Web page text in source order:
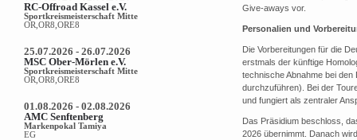
Give-aways vor.
Personalien und
Die Vorbereitungen für die
erstmals der künftige
technische Abnahme bei
durchzuführen). Bei der
und fungiert als zentraler
Das Präsidium beschloss,
2026 übernimmt. Danach
RC-Offroad Kassel e.V.
Sportkreismeisterschaft Mitte
OR,OR8,ORE8
25.07.2026 - 26.07.2026
MSC Ober-Mörlen e.V.
Sportkreismeisterschaft Mitte
OR,OR8,ORE8
01.08.2026 - 02.08.2026
AMC Senftenberg
Markenpokal Tamiya
EG